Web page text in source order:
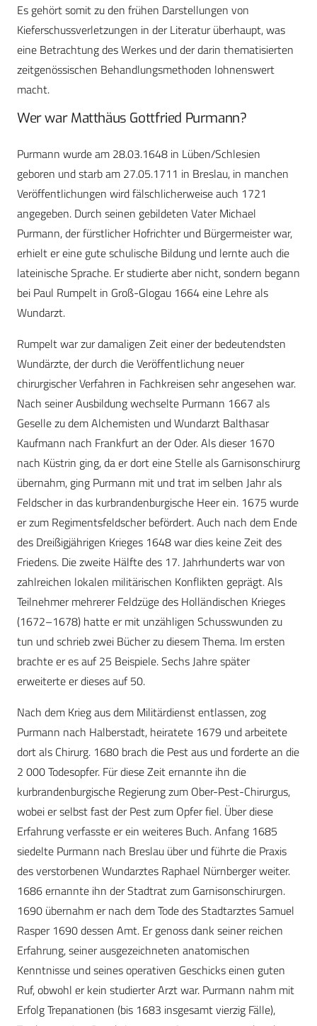
Es gehört somit zu den frühen Darstellungen von
Kieferschussverletzungen in der Literatur überhaupt, was
eine Betrachtung des Werkes und der darin thematisierten
zeitgenössischen Behandlungsmethoden lohnenswert
macht.
Wer war Matthäus Gottfried Purmann?
Purmann wurde am 28.03.1648 in Lüben/Schlesien
geboren und starb am 27.05.1711 in Breslau, in manchen
Veröffentlichungen wird fälschlicherweise auch 1721
angegeben. Durch seinen gebildeten Vater Michael
Purmann, der fürstlicher Hofrichter und Bürgermeister war,
erhielt er eine gute schulische Bildung und lernte auch die
lateinische Sprache. Er studierte aber nicht, sondern begann
bei Paul Rumpelt in Groß-Glogau 1664 eine Lehre als
Wundarzt.
Rumpelt war zur damaligen Zeit einer der bedeutendsten
Wundärzte, der durch die Veröffentlichung neuer
chirurgischer Verfahren in Fachkreisen sehr angesehen war.
Nach seiner Ausbildung wechselte Purmann 1667 als
Geselle zu dem Alchemisten und Wundarzt Balthasar
Kaufmann nach Frankfurt an der Oder. Als dieser 1670
nach Küstrin ging, da er dort eine Stelle als Garnisonschirurg
übernahm, ging Purmann mit und trat im selben Jahr als
Feldscher in das kurbrandenburgische Heer ein. 1675 wurde
er zum Regimentsfeldscher befördert. Auch nach dem Ende
des Dreißigjährigen Krieges 1648 war dies keine Zeit des
Friedens. Die zweite Hälfte des 17. Jahrhunderts war von
zahlreichen lokalen militärischen Konflikten geprägt. Als
Teilnehmer mehrerer Feldzüge des Holländischen Krieges
(1672–1678) hatte er mit unzähligen Schusswunden zu
tun und schrieb zwei Bücher zu diesem Thema. Im ersten
brachte er es auf 25 Beispiele. Sechs Jahre später
erweiterte er dieses auf 50.
Nach dem Krieg aus dem Militärdienst entlassen, zog
Purmann nach Halberstadt, heiratete 1679 und arbeitete
dort als Chirurg. 1680 brach die Pest aus und forderte an die
2 000 Todesopfer. Für diese Zeit ernannte ihn die
kurbrandenburgische Regierung zum Ober-Pest-Chirurgus,
wobei er selbst fast der Pest zum Opfer fiel. Über diese
Erfahrung verfasste er ein weiteres Buch. Anfang 1685
siedelte Purmann nach Breslau über und führte die Praxis
des verstorbenen Wundarztes Raphael Nürnberger weiter.
1686 ernannte ihn der Stadtrat zum Garnisonschirurgen.
1690 übernahm er nach dem Tode des Stadtarztes Samuel
Rasper 1690 dessen Amt. Er genoss dank seiner reichen
Erfahrung, seiner ausgezeichneten anatomischen
Kenntnisse und seines operativen Geschicks einen guten
Ruf, obwohl er kein studierter Arzt war. Purmann nahm mit
Erfolg Trepanationen (bis 1683 insgesamt vierzig Fälle),